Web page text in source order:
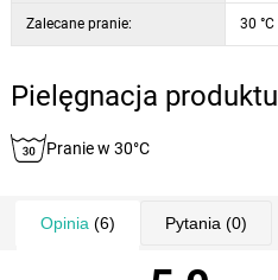
Zalecane pranie: 30 °C
Pielęgnacja produktu
Pranie w 30°C
Opinia (6) Pytania (0)